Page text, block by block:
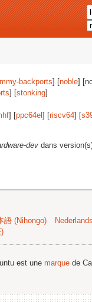
backports] [noble]
] [stonking]
] [ppc64el ] [riscv64] [
dev dans
語 (Nihongo) Nederlands
est une marque de